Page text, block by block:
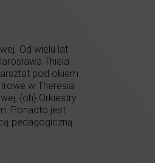
Od wielu lat
Thiela
pod okiem
w Theresia
{oh} Orkiestry
Ponadto jest
pedagogiczną.